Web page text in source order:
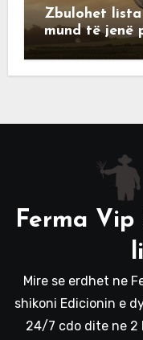
Zbulohet
mund të jenë
Ferma
Mire se erdhet ne
shikoni Edicionin e
24/7 cdo dite ne 2